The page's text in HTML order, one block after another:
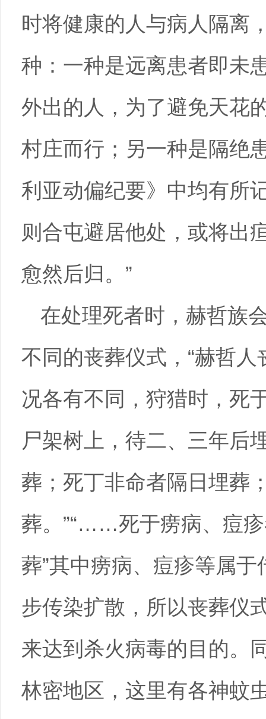
时将健康的人与病人隔离
种：一种是远离患者即未
外出的人，为了避免天花
村庄而行；另一种是隔绝
利亚动偏纪要》中均有所
则合屯避居他处，或将出
愈然后归。”
在处理死者时，赫哲族
不同的丧葬仪式，“赫哲
况各有不同，狩猎时，死
尸架树上，待二、三年后
葬；死丁非命者隔日埋葬
葬。”“……死于痨病、痘
葬”其中痨病、痘疹等属
步传染扩散，所以丧葬仪
来达到杀火病毒的目的。
林密地区，这里有各神蚊